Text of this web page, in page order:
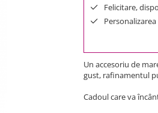
Felicitare,
Un accesoriu de
gust, rafinamentul
Cadoul care va